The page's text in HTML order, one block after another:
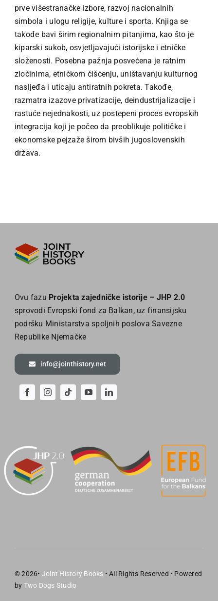
prve višestranačke izbore, razvoj nacionalnih
simbola i ulogu religije, kulture i sporta. Knjiga se
takođe bavi širim regionalnim pitanjima, kao što je
kiparski sukob, osvjetljavajući istorijske i etničke
složenosti. Posebna pažnja posvećena je ratnim
zločinima, etničkom čišćenju, uništavanju kulturnog
nasljeđa i uticaju antiratnih pokreta. Takođe,
razmatra izazove privatizacije, deindustrijalizacije i
rastuće nejednakosti, uz postepeni proces evropskih
integracija koji je počeo da preoblikuje političke i
ekonomske pejzaže širom bivših jugoslovenskih
država.
Ovu fazu Projekta zajedničke istorije – JHP 2.0
sprovodi Evropski fond za Balkan, uz finansijsku
podršku Ministarstva spoljnih poslova Savezne
Republike Njemačke
info@jointhistory.net
© 2026• Joint History Books • All Rights Reserved • Powered
by Two Dogs Studio